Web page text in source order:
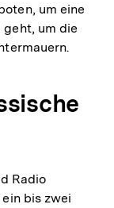
um eine
um die
Radio
bis zwei